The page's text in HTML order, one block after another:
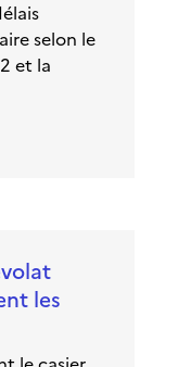
selon le
et la
les